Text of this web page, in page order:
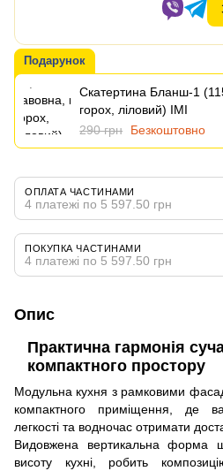
Подарунок
Скатертина Бланш-1
горох, ліловий) IMI
290 грн
Безкоштовно
ОПЛАТА ЧАСТИНАМИ
4 платежі по 5 597.50 грн
ПОКУПКА ЧАСТИНАМИ
4 платежі по 5 597.50 грн
Опис
Практична гармонія
компактного простору
Модульна кухня з рамковими
компактного приміщення, де
легкості та водночас отримати
Видовжена вертикальна форма
висоту кухні, робить